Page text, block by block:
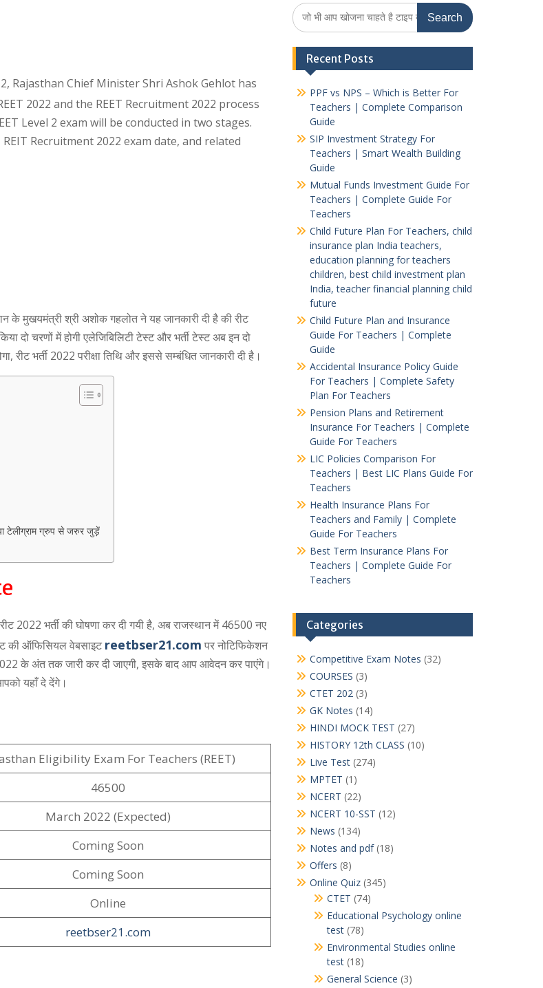
Rajasthan Chief Minister Shri Ashok Gehlot has
2022 and the REET Recruitment 2022 process
Level 2 exam will be conducted in two stages.
Recruitment 2022 exam date, and related
के मुखयमंत्री श्री अशोक गहलोत ने यह जानकारी दी है की रीट
दो चरणों में होगी एलेजिबिलिटी टेस्ट और भर्ती टेस्ट अब इन दो
भर्ती 2022 परीक्षा तिथि और इससे सम्बंधित जानकारी दी है।
टेलीग्राम ग्रुप से जरुर जुड़ें
रीट 2022 भर्ती की घोषणा कर दी गयी है, अब राजस्थान में 46500 नए
की ऑफिसियल वेबसाइटreetbser21.com पर नोटिफिकेशन
के अंत तक जारी कर दी जाएगी, इसके बाद आप आवेदन कर पाएंगे।
यहाँ दे देंगे।
Eligibility Exam For Teachers (REET)
46500
March 2022 (Expected)
Coming Soon
Coming Soon
Online
reetbser21.com
Search
for:
Recent Posts
PPF vs NPS – Which is Better For
Teachers | Complete Comparison
Guide
SIP Investment Strategy For
Teachers | Smart Wealth Building
Guide
Mutual Funds Investment Guide For
Teachers | Complete Guide For
Teachers
Child Future Plan For Teachers, child
insurance plan India teachers,
education planning for teachers
children, best child investment plan
India, teacher financial planning child
future
Child Future Plan and Insurance
Guide For Teachers | Complete
Guide
Accidental Insurance Policy Guide
For Teachers | Complete Safety
Plan For Teachers
Pension Plans and Retirement
Insurance For Teachers | Complete
Guide For Teachers
LIC Policies Comparison For
Teachers | Best LIC Plans Guide For
Teachers
Health Insurance Plans For
Teachers and Family | Complete
Guide For Teachers
Best Term Insurance Plans For
Teachers | Complete Guide For
Teachers
Categories
Competitive Exam Notes (32)
COURSES (3)
CTET 202(3)
GK Notes (14)
HINDI MOCK TEST (27)
HISTORY 12th CLASS (10)
Live Test(274)
MPTET (1)
NCERT (22)
NCERT 10-SST (12)
News (134)
Notes and pdf(18)
Offers (8)
Online Quiz(345)
CTET (74)
Educational Psychology online
test(78)
Environmental Studies online
test(18)
General Science (3)